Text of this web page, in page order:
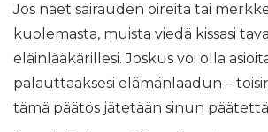
Jos näet sairauden oireita tai
kuolemasta, muista viedä kissasi
eläinlääkärillesi. Joskus voi olla
palauttaaksesi elämänlaadun –
tämä päätös jätetään sinun